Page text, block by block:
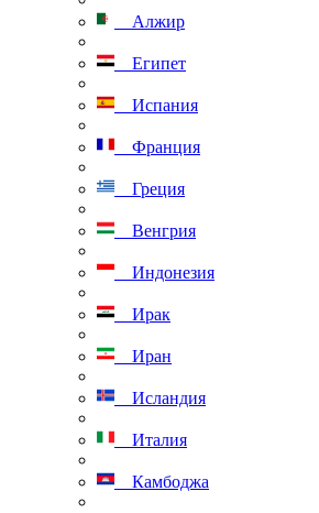
Алжир
Египет
Испания
Франция
Греция
Венгрия
Индонезия
Ирак
Иран
Исландия
Италия
Камбоджа